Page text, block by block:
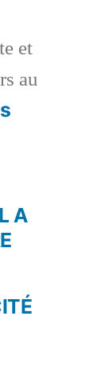
et
au
:
A